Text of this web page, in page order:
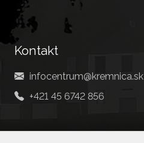
Kontakt
infocentrum@kremnica.sk
+421 45 6742 856